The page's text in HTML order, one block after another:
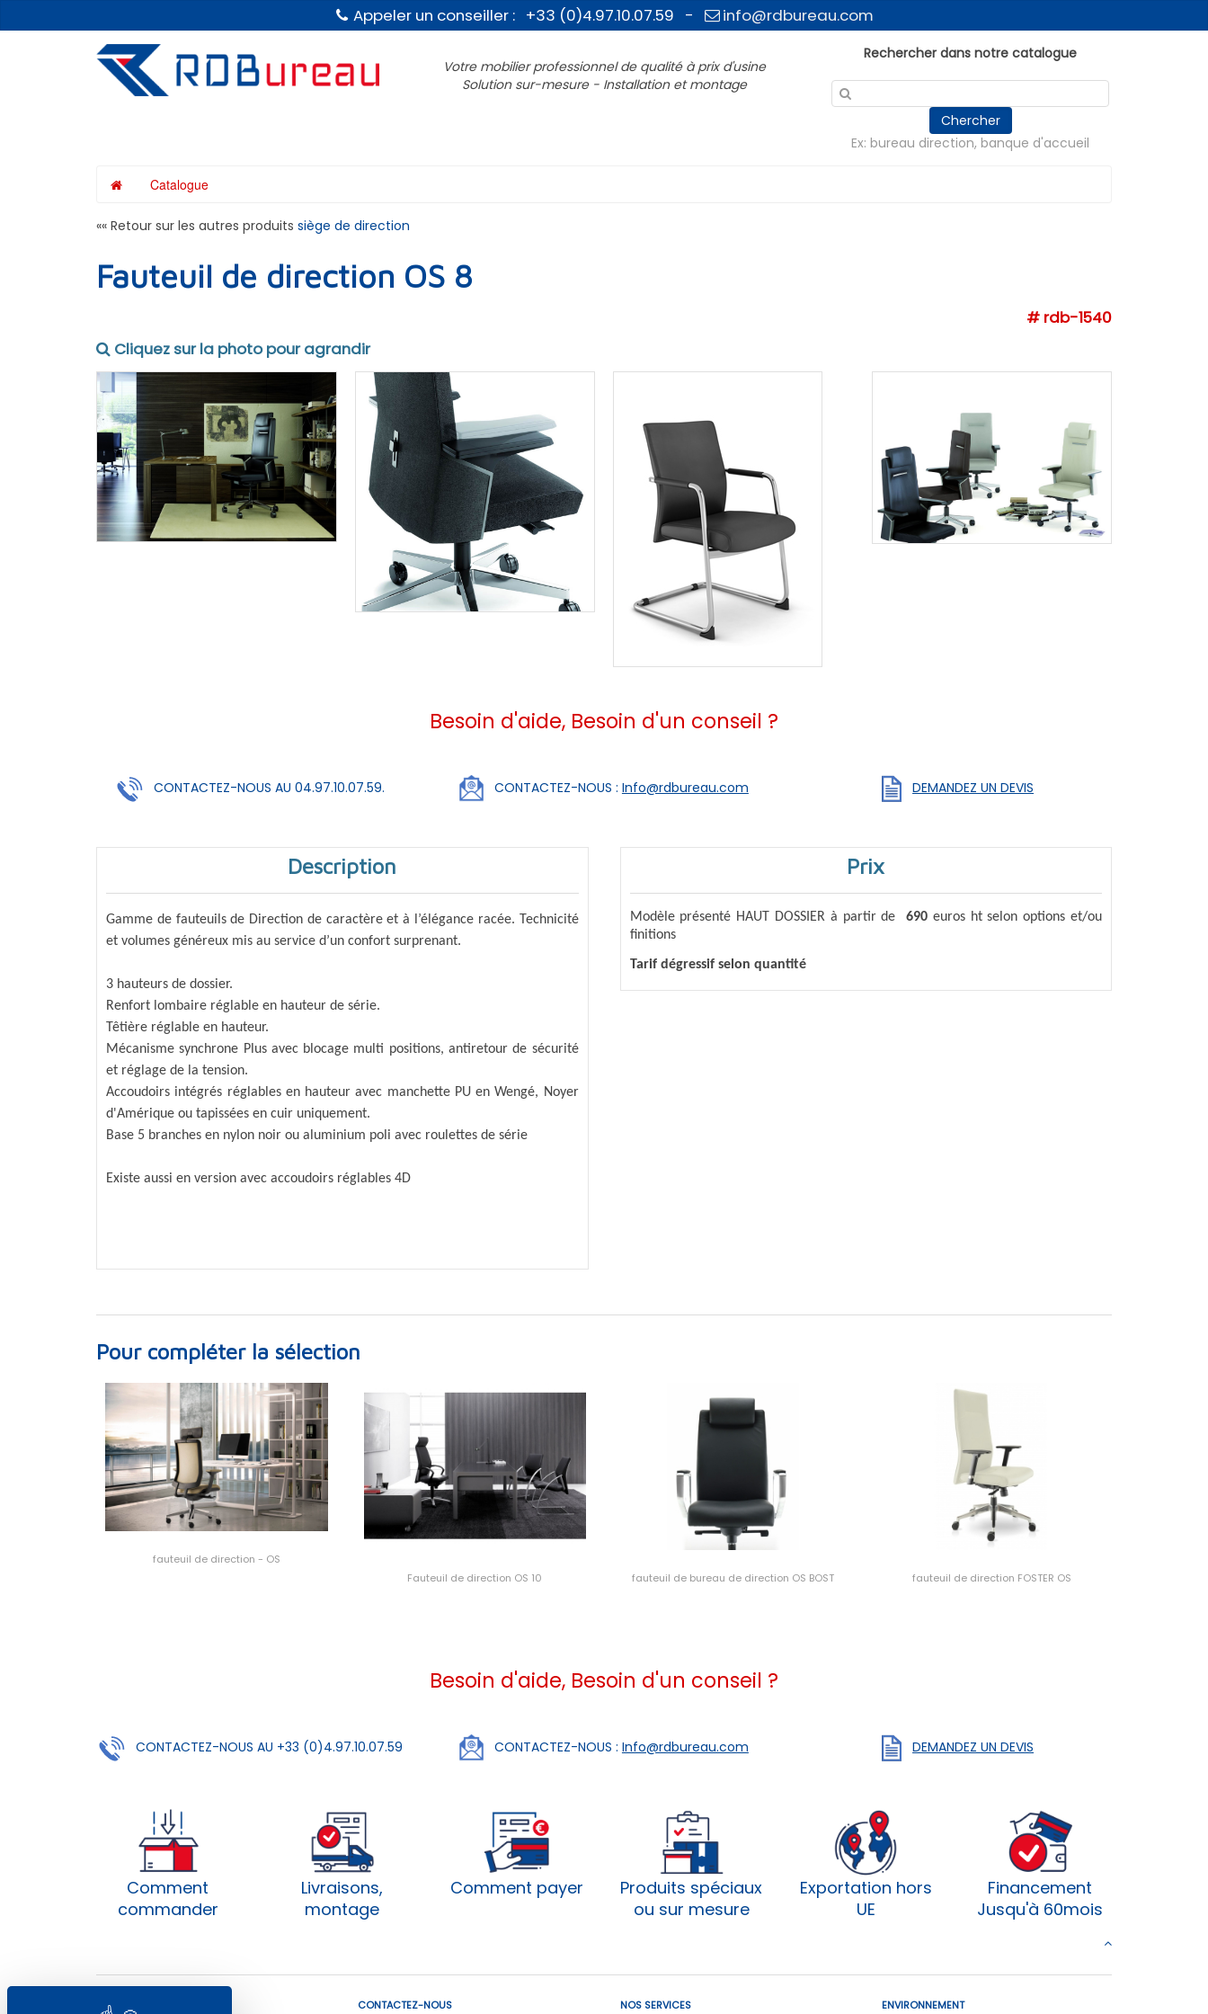
Appeler un conseiller : +33 (0)4.97.10.07.59 - info@rdbureau.com
Votre mobilier professionnel de qualité à prix d'usine
Solution sur-mesure - Installation et montage
Rechercher dans notre catalogue
Chercher
Ex: bureau direction, banque d'accueil
Catalogue
«« Retour sur les autres produits siège de direction
Fauteuil de direction OS 8
# rdb-1540
Cliquez sur la photo pour agrandir
Besoin d'aide, Besoin d'un conseil ?
CONTACTEZ-NOUS AU 04.97.10.07.59. CONTACTEZ-NOUS : Info@rdbureau.com DEMANDEZ UN DEVIS
Description
Gamme de fauteuils de Direction de caractère et à l’élégance racée. Technicité
et volumes généreux mis au service d’un confort surprenant.
3 hauteurs de dossier.
Renfort lombaire réglable en hauteur de série.
Têtière réglable en hauteur.
Mécanisme synchrone Plus avec blocage multi positions, antiretour de sécurité
et réglage de la tension.
Accoudoirs intégrés réglables en hauteur avec manchette PU en Wengé, Noyer
d'Amérique ou tapissées en cuir uniquement.
Base 5 branches en nylon noir ou aluminium poli avec roulettes de série
Existe aussi en version avec accoudoirs réglables 4D
Prix
Modèle présenté HAUT DOSSIER à partir de 690euros ht selon options et/ou
finitions
Tarif dégressif selon quantité
Pour compléter la sélection
fauteuil de direction - OS
Fauteuil de direction OS 10
fauteuil de bureau de direction OS BOST fauteuil de direction FOSTER OS
Besoin d'aide, Besoin d'un conseil ?
CONTACTEZ-NOUS AU +33 (0)4.97.10.07.59 CONTACTEZ-NOUS : Info@rdbureau.com DEMANDEZ UN DEVIS
Comment
commander
Livraisons,
montage
Comment payer
Produits spéciaux
ou sur mesure
Exportation hors
UE
Financement
Jusqu'à 60mois
NOS COORDONNÉES CONTACTEZ-NOUS NOS SERVICES ENVIRONNEMENT